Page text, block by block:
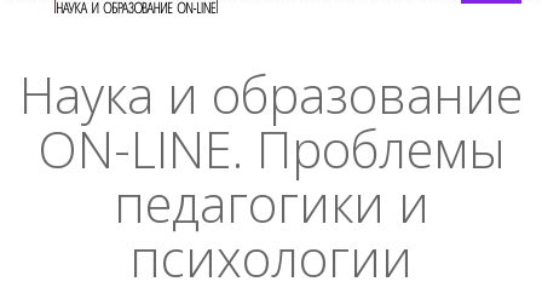
Наука и образование
ON-LINE. Проблемы
педагогики и
психологии